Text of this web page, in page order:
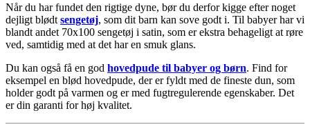
Når du har fundet den rigtige dyne, bør du derfor kigge efter noget
dejligt blødt sengetøj, som dit barn kan sove godt i. Til babyer har vi
blandt andet 70x100 sengetøj i satin, som er ekstra behageligt at røre
ved, samtidig med at det har en smuk glans.
Du kan også få en god hovedpude til babyer og børn. Find for
eksempel en blød hovedpude, der er fyldt med de fineste dun, som
holder godt på varmen og er med fugtregulerende egenskaber. Det
er din garanti for høj kvalitet.